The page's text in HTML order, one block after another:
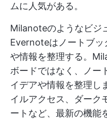
ムに人気がある。
Milanoteのようなビジ
Evernoteはノートブッ
や情報を整理する。
ボードではなく、ノー
イデアや情報を整理し
イルアクセス、ダーク
ートなど、最新の機